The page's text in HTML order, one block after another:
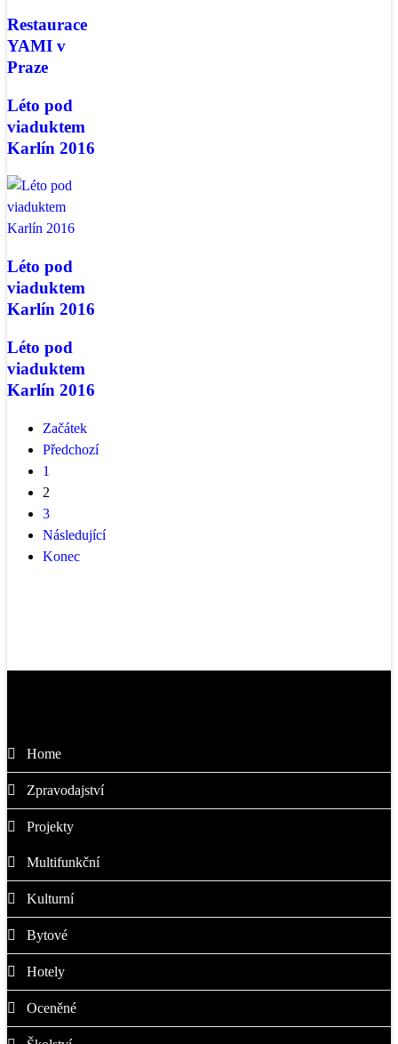
Restaurace
YAMI v
Praze
Léto pod
viaduktem
Karlín 2016
Léto pod
viaduktem
Karlín 2016
Léto pod
viaduktem
Karlín 2016
Začátek
Předchozí
1
2
3
Následující
Konec
Home
Zpravodajství
Projekty
Multifunkční
Kulturní
Bytové
Hotely
Oceněné